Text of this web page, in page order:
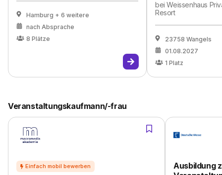
Hamburg + 6 weitere
nach Absprache
8 Plätze
beiWeissenhaus
Resort
23758 Wangels
01.08.2027
1 Platz
Veranstaltungskaufmann/-frau
Ausbildung